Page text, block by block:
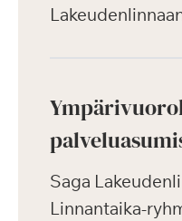
Saga
Linnantaika-